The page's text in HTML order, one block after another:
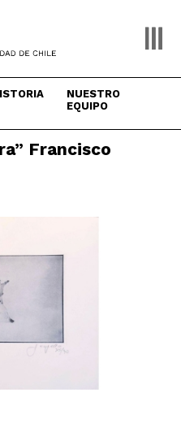
NUESTRO
EQUIPO
Francisco